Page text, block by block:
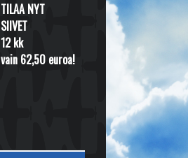
TILAA NYT
SIIVET
12 kk
vain 62,50 euroa!